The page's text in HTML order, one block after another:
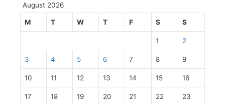
August 2026
M T W T F S S
1 2
3 4 5 6 7 8 9
10 11 12 13 14 15 16
17 18 19 20 21 22 23